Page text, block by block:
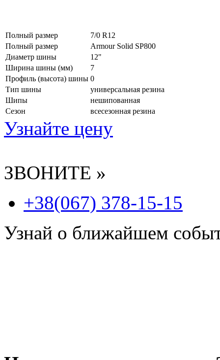
Полный размер
7/0 R12
Полный размер
Armour Solid SP800
Диаметр шины
12"
Ширина шины (мм)
7
Профиль (высота) шины 0
Тип шины
универсальная резина
Шипы
нешипованная
Сезон
всесезонная резина
Узнайте цену
ЗВОНИТЕ »
+38(067) 378-15-15
Узнай о ближайшем